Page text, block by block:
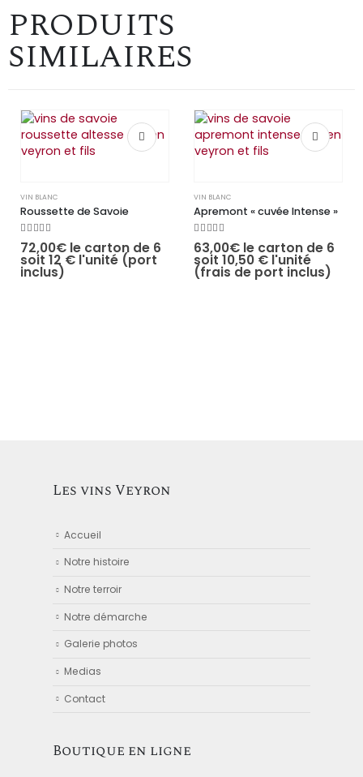
PRODUITS
SIMILAIRES
VIN BLANC
Roussette de Savoie
5.00 sur 5
72,00€ le carton de 6
soit 12 € l'unité (port
inclus)
VIN BLANC
Apremont « cuvée Intense »
5.00 sur 5
63,00€ le carton de 6
soit 10,50 € l'unité
(frais de port inclus)
Les vins Veyron
Accueil
Notre histoire
Notre terroir
Notre démarche
Galerie photos
Medias
Contact
Boutique en ligne